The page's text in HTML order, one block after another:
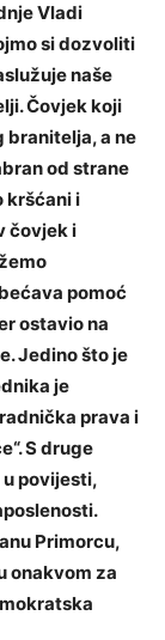
Vladi
si dozvoliti
naše
Čovjek koji
branitelja, a ne
od strane
kršćani i
čovjek i
pomoć
ostavio na
Jedino što je
je
prava i
S druge
povijesti,
Primorcu,
onakvom za